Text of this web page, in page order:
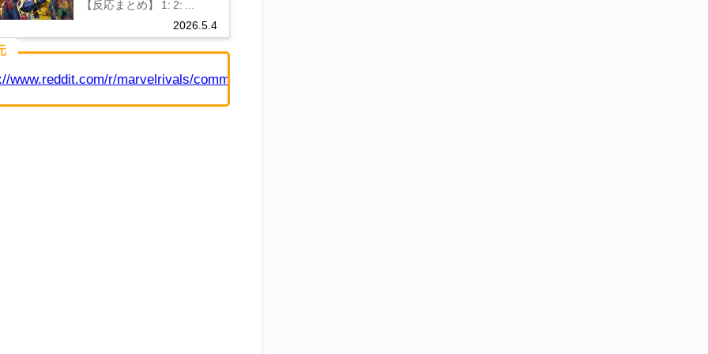
2026.5.4
【反応まとめ】 1: 2: ...
www.reddit.com/r/marvelrivals/comments/1tgptlu/hes_either_soo_much_fun_to_play_with_or_the_most/